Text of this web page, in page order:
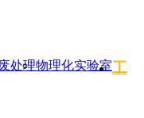
处理物理化实验室工